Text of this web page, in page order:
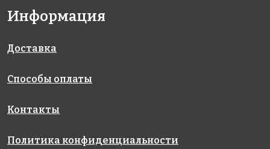
300000 руб.
пылесос
Pearl
Информация
Доставка
Способы оплаты
Контакты
Политика конфиденциальности